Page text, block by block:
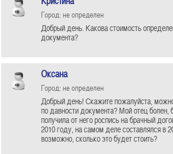
Город: не определен
Добрый день. Какова стоимость
документа?
Оксана
Город: не определен
Добрый день! Скажите пожалуйста,
по давности документа? Мой отец
получила от него роспись на брачный
2010 году, на самом деле составлялся в
возможно, сколько это будет стоить?